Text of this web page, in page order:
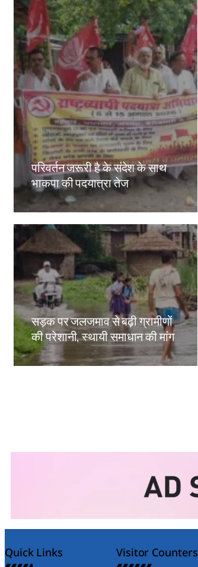
परिवर्तन जरूरी है के संदेश के साथ
भाकपा की पदयात्रा तेज
Amit Lekh
सड़क पर जलजमाव से बढ़ी ग्रामीणों
की परेशानी, स्थायी समाधान की मांग
Amit Lekh
Quick Links Visitor Counters